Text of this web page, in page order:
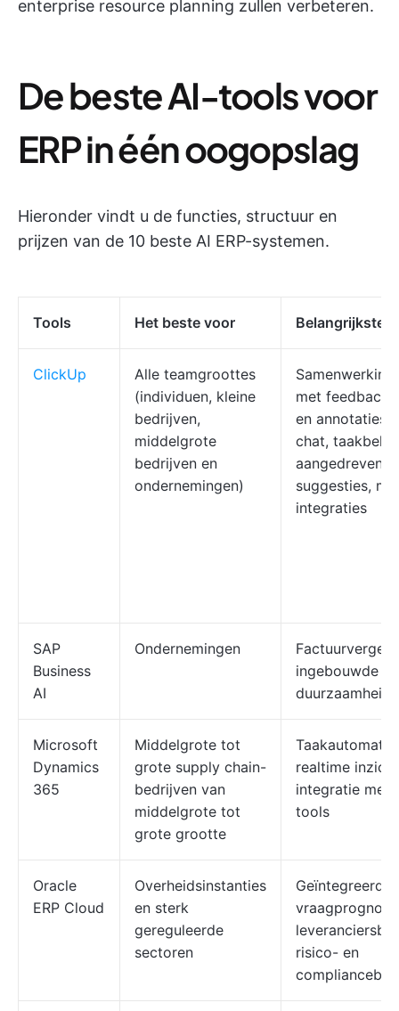
enterprise resource planning zullen verbeteren.
De beste AI-tools voor
ERP in één oogopslag
Hieronder vindt u de functies, structuur en
prijzen van de 10 beste AI ERP-systemen.
Tools Het beste voor Belangrijkste
ClickUp
Alle teamgroottes
(individuen, kleine
bedrijven,
middelgrote
bedrijven en
ondernemingen)
met
en annotaties,
chat,
aangedreven
suggesties,
integraties
SAP
Business
AI
Ondernemingen
ingebouwde
Microsoft
Dynamics
365
Middelgrote tot
grote supply chain-
bedrijven van
middelgrote tot
grote grootte
realtime
integratie met
tools
Oracle
ERP Cloud
Overheidsinstanties
en sterk
gereguleerde
sectoren
Geïntegreerde
risico- en